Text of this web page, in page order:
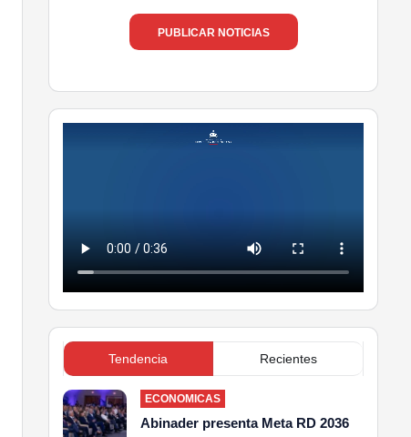
PUBLICAR NOTICIAS
Tendencia Recientes
ECONOMICAS
Abinader presenta Meta RD 2036